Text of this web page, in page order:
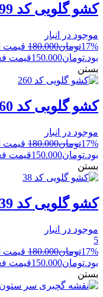
کشو گلویی کد 299
موجود در انبار
17%تومان180.000
بود.تومان150.000قیمت
بستن
کشو گلویی کد 260
موجود در انبار
17%تومان180.000
بود.تومان150.000قیمت
بستن
کشو گلویی کد 39
موجود در انبار
5
17%تومان180.000
بود.تومان150.000قیمت
بستن